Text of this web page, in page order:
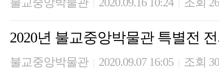
2020년 불교중앙박물관 특별전
불교중앙박물관 2020.09.07 16:05 조회